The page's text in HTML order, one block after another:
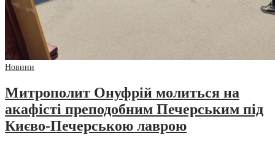
Новини
Митрополит Онуфрій молиться на
акафісті преподобним Печерським під
Києво-Печерською лаврою